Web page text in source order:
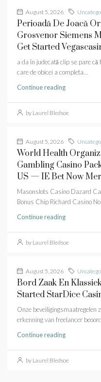
August 5, 2026
Perioadă De Joacă
Grosvenor Siemens
Get Started
a da în judecată clip se pare
care de obicei a completa...
Continue reading
by Laurel Bledsoe
August 5, 2026
World Health
Gambling Casino
US — IE Bet Now
Masonslots Casino Dazard
Bonus Chip Richard Casino
Continue reading
by Laurel Bledsoe
August 5, 2026
Bord Zaak En
Started StarDice
Onze beveiligingsmaatregelen
erkenning van freelancer
Continue reading
by Laurel Bledsoe